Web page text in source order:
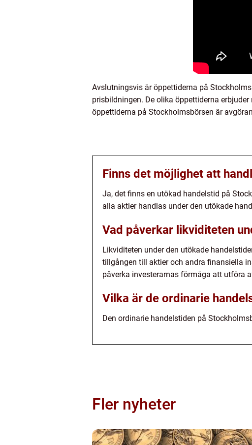
Avslutningsvis är öppettiderna på
prisbildningen. De olika öppettiderna
öppettiderna på Stockholmsbörsen är
Finns det möjlighet att
Ja, det finns en utökad handelstid på
alla aktier handlas under den utökade
Vad påverkar likviditeten
Likviditeten under den utökade
tillgången till aktier och andra finansiella
påverka investerarnas förmåga att utföra
Vilka är de ordinarie
Den ordinarie handelstiden på
Fler nyheter